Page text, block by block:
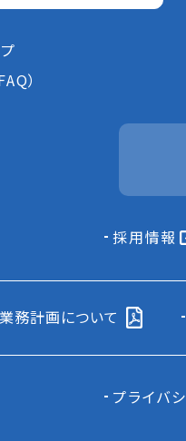
）
採用情報
務計画について
プライバ